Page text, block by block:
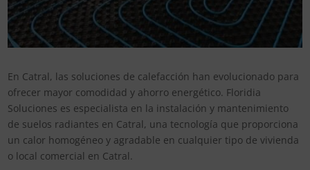
En Catral, las soluciones de calefacción han evolucionado para
ofrecer mayor comodidad y ahorro energético. Floridia
Soluciones es especialista en la instalación y mantenimiento
de suelos radiantes en Catral, una tecnología que proporciona
un calor homogéneo y agradable en cualquier tipo de vivienda
o local comercial en Catral.